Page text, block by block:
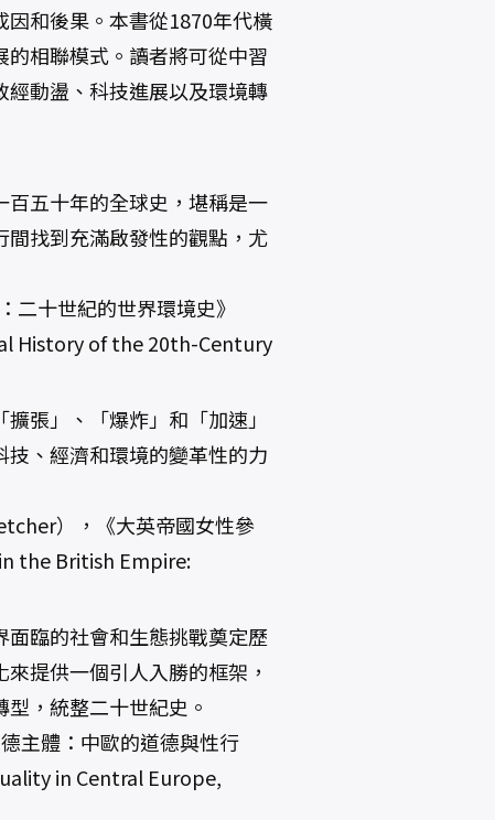
和後果。本書從1870年代橫
相聯模式。讀者將可從中習
動盪、科技進展以及環境轉
五十年的全球史，堪稱是一
找到充滿啟發性的觀點，尤
十世紀的世界環境史》
History of the 20th-Century
張」、「爆炸」和「加速」
、經濟和環境的變革性的力
），《大英帝國女性參
the British Empire:
臨的社會和生態挑戰奠定歷
提供一個引人入勝的框架，
，統整二十世紀史。
主體：中歐的道德與性行
in Central Europe,